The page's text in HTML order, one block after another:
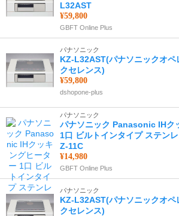
L32AST
¥59,800
GBFT Online Plus
パナソニック
KZ-L32AST(パナソニックオペ
クセレンス)
¥59,800
dshopone-plus
パナソニック
パナソニック Panasonic IHク
1口 ビルトインタイプ ステン
Z-11C
¥14,980
GBFT Online Plus
パナソニック
KZ-L32AST(パナソニックオペ
クセレンス)